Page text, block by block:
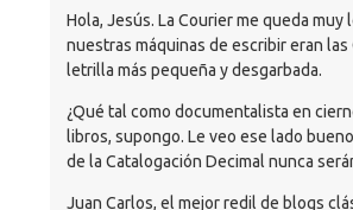
Hola, Jesús. La Courier me queda muy
nuestras máquinas de escribir eran
letrilla más pequeña y desgarbada.
¿Qué tal como documentalista en
libros, supongo. Le veo ese lado
de la Catalogación Decimal nunca
Juan Carlos, el mejor redil de blogs